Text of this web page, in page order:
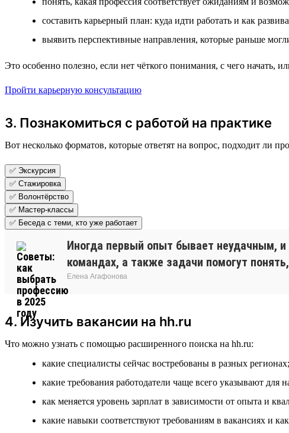
составить карьерный план: куда идти работать и как
выявить перспективные направления, которые раньше
Это особенно полезно, если нет чёткого понимания, с чего начать,
Пройти карьерную консультацию
3. Познакомиться с работой на практике
Вот несколько форматов, которые ответят на вопрос, подходит ли
✅ Экскурсия
✅ Стажировка
✅ Волонтёрство
✅ Мастер-классы
✅ Беседа с теми, кто уже работает
Иногда первый опыт бывает неудачным,
командах, а также задачи помогут
Елена Агафонова
4. Изучить вакансии на hh.ru
Что можно узнать с помощью расширенного поиска на hh.ru:
какие специалисты сейчас востребованы в разных регионах;
какие требования работодатели чаще всего указывают
как меняется уровень зарплат в зависимости от опыта и
какие навыки соответствуют требованиям в вакансиях и